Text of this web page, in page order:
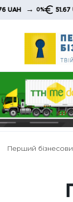
Skip
51.67 UAH → 0%
Перший